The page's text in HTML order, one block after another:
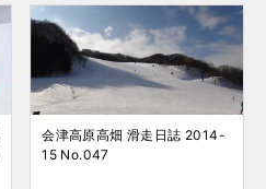
会津高原高畑 滑走日誌 2014-
15 No.047